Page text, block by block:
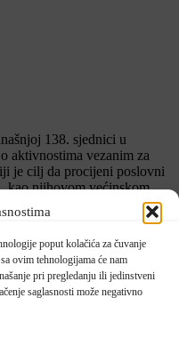
poput kolačića za čuvanje
ovim tehnologijama će nam
pri pregledanju ili jedinstveni
saglasnosti može negativno
138. sjednici u
aktivnostima vezanim za
je cilj da procijeni poslovni
kao njihovom većinskom,
kraja septembra 2018.
izvještaj predloži preporuke
različite opcije – od